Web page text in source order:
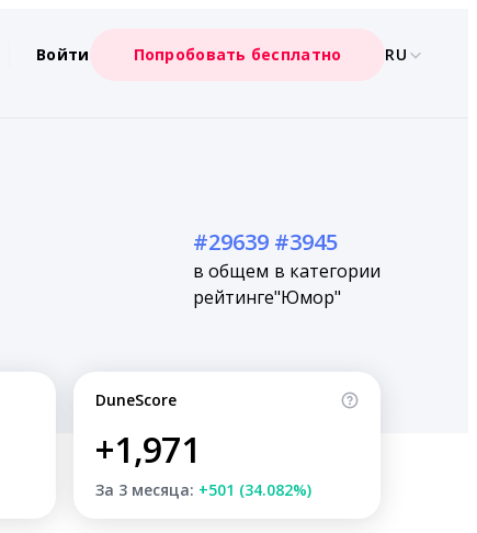
Войти Попробовать бесплатно RU
#29639
в общем
рейтинге
#3945
в категории
"Юмор"
DuneScore
+1,971
За 3 месяца: +501 (34.082%)